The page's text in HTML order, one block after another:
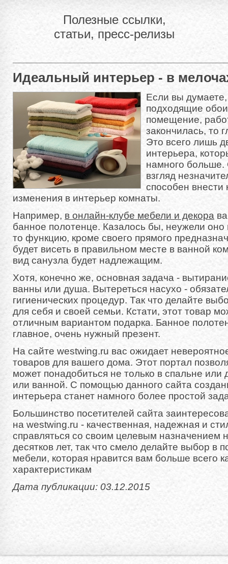
Полезные ссылки,
статьи, пресс-релизы
Идеальный интерьер - в
Если вы
подходящие
помещение,
закончилась, то
Это всего лишь
интерьера,
намного
взгляд
способен
изменения в интерьер комнаты.
Например, в онлайн-клубе мебели и декора
банное полотенце. Казалось бы, неужели
то функцию, кроме своего прямого
будет висеть в правильном месте в ванной
вид санузла будет надлежащим.
Хотя, конечно же, основная задача -
ванны или душа. Вытереться насухо -
гигиенических процедур. Так что делайте
для себя и своей семьи. Кстати, этот товар
отличным вариантом подарка. Банное
главное, очень нужный презент.
На сайте westwing.ru вас ожидает
товаров для вашего дома. Этот портал
может понадобиться не только в спальне или
или ванной. С помощью данного сайта
интерьера станет намного более простой
Большинство посетителей сайта
на westwing.ru - качественная, надежная и
справляться со своим целевым назначением
десятков лет, так что смело делайте выбор в
мебели, которая нравится вам больше всего
характеристикам
Дата публикации: 03.12.2015